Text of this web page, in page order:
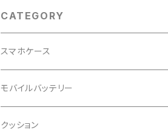
CATEGORY
スマホケース
れな
白系
AYANO
モバイルバッテリー
れな
クッション